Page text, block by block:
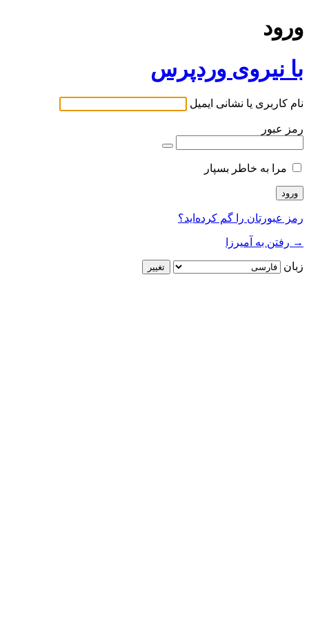
ورود
با نیروی وردپرس
نام کاربری یا نشانی ایمیل
رمز عبور
مرا به خاطر بسپار
رمز عبورتان را گم کرده‌اید؟
→ رفتن به آمیرزا
زبان